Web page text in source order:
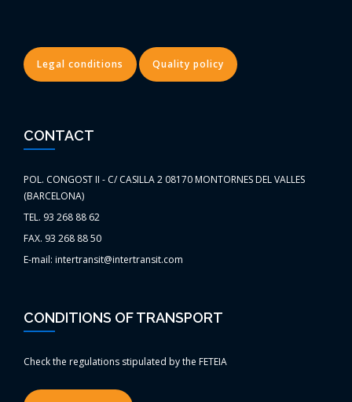
Legal conditions Quality policy
CONTACT
POL. CONGOST II - C/ CASILLA 2 08170 MONTORNES DEL VALLES
(BARCELONA)
TEL. 93 268 88 62
FAX. 93 268 88 50
E-mail: intertransit@intertransit.com
CONDITIONS OF TRANSPORT
Check the regulations stipulated by the FETEIA